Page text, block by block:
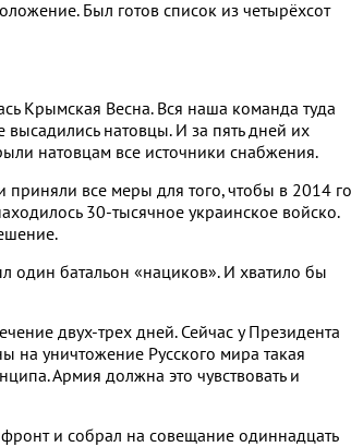
Был готов список из четырёхсот
Крымская Весна. Вся наша команда туда
натовцы. И за пять дней их
натовцам все источники снабжения.
все меры для того, чтобы в 2014
30-тысячное украинское войско.
батальон «нациков». И хватило бы
двух-трех дней. Сейчас у Президента
на уничтожение Русского мира такая
Армия должна это чувствовать и
и собрал на совещание одиннадцать